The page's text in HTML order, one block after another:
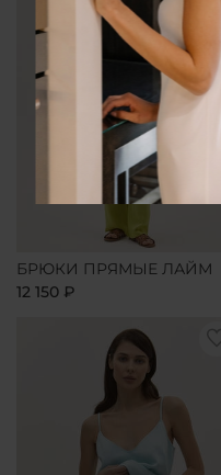
БРЮКИ ПРЯМЫЕ ЛАЙМ
12 150 ₽